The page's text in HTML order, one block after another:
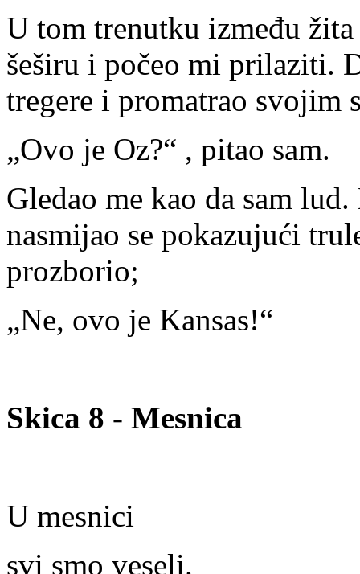
U tom trenutku između
šeširu i počeo mi prilaziti.
tregere i promatrao svojim
„Ovo je Oz?“ , pitao sam.
Gledao me kao da sam
nasmijao se pokazujući
prozborio;
„Ne, ovo je Kansas!“
Skica 8 - Mesnica
U mesnici
svi smo veseli.